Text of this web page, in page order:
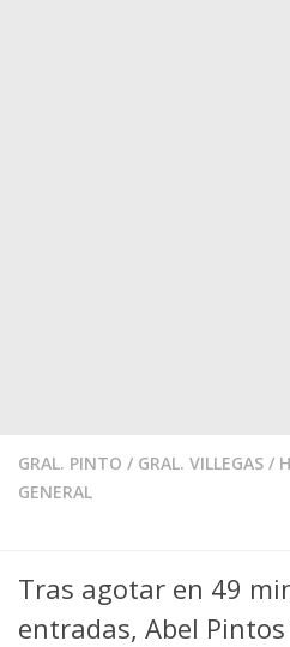
GRAL. PINTO / GRAL. VILLEGAS /
GENERAL
Tras agotar en 49
entradas, Abel